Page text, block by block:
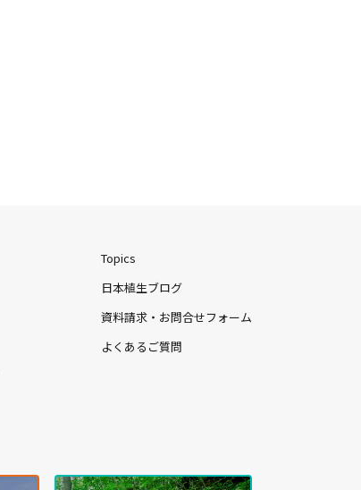
Topics
日本植生ブログ
資料請求・お問合せフォーム
よくあるご質問